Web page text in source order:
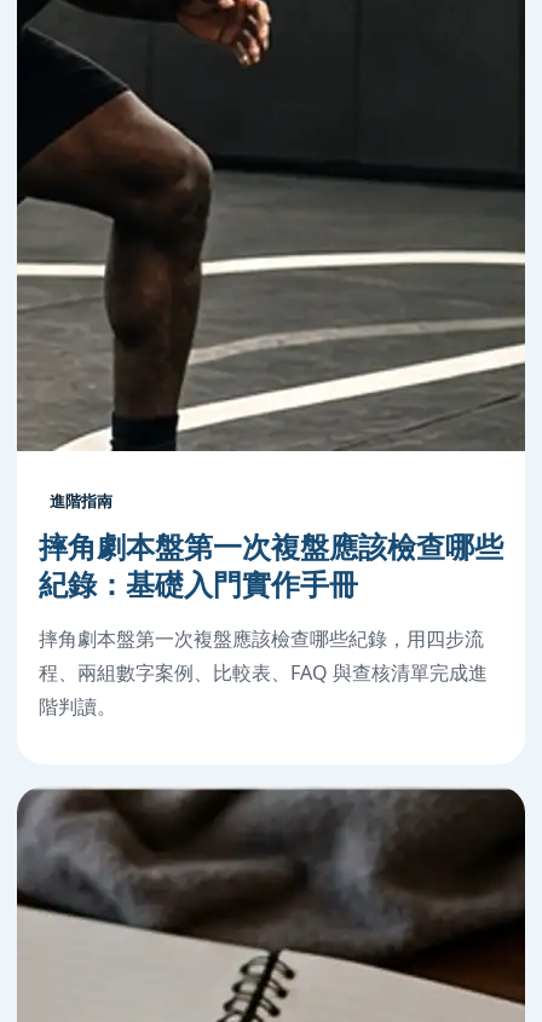
進階指南
摔角劇本盤第一次複盤應該檢查哪些
紀錄：基礎入門實作手冊
摔角劇本盤第一次複盤應該檢查哪些紀錄，用四步流
程、兩組數字案例、比較表、FAQ 與查核清單完成進
階判讀。